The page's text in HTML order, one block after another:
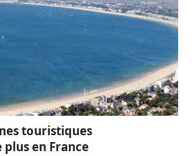
touristiques
en France